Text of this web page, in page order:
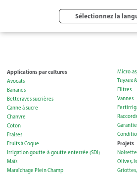
Sélectionnez la
Applications par cultures
Avocats
Bananes
Betteraves sucrières
Canne à sucre
Chanvre
Coton
Fraises
Fruits à Coque
Irrigation goutte-à-goutte enterrée (SDI)
Maïs
Maraîchage Plein Champ
Micro-
Tuyaux
Filtres
Vannes
Projets
Olives,